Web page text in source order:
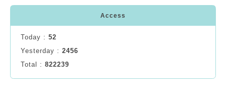
Access
Today : 52
Yesterday : 2456
Total : 822239